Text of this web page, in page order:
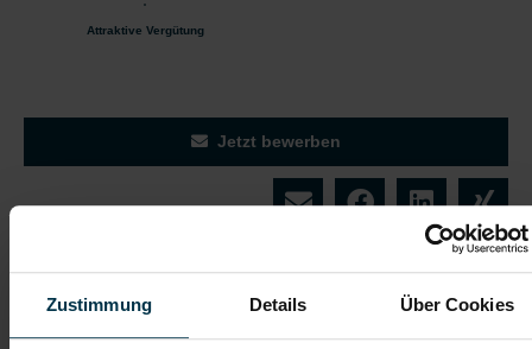
Zustimmung Details Über Cookies
Attraktive Vergütung
Jetzt bewerben